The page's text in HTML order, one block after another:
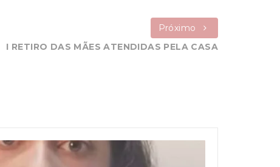
Próximo
I RETIRO DAS MÃES ATENDIDAS PELA CASA